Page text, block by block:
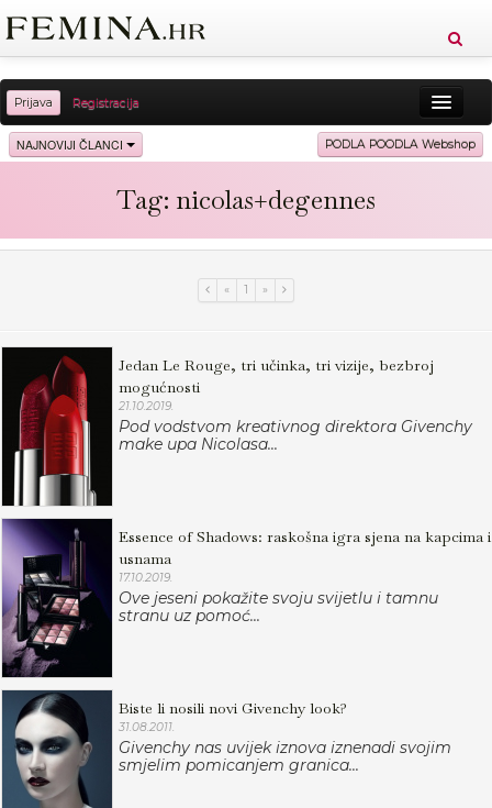
Prijava Registracija
Sreća Zdravlje Vitkost
Ljubav Relax Putovanja
NAJNOVIJI ČLANCI PODLA POODLA Webshop
Tag: nicolas+degennes
« 1 »
Jedan Le Rouge, tri učinka, tri vizije, bezbroj
mogućnosti
21.10.2019.
Pod vodstvom kreativnog direktora Givenchy
make upa Nicolasa...
Essence of Shadows: raskošna igra sjena na kapcima i
usnama
17.10.2019.
Ove jeseni pokažite svoju svijetlu i tamnu
stranu uz pomoć...
Biste li nosili novi Givenchy look?
31.08.2011.
Givenchy nas uvijek iznova iznenadi svojim
smjelim pomicanjem granica...